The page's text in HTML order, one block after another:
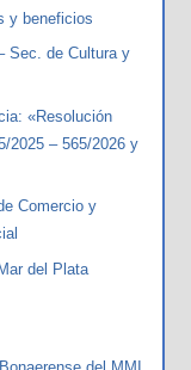
y beneficios
Sec. de Cultura y
«Resolución
2025 – 565/2026 y
Comercio y
del Plata